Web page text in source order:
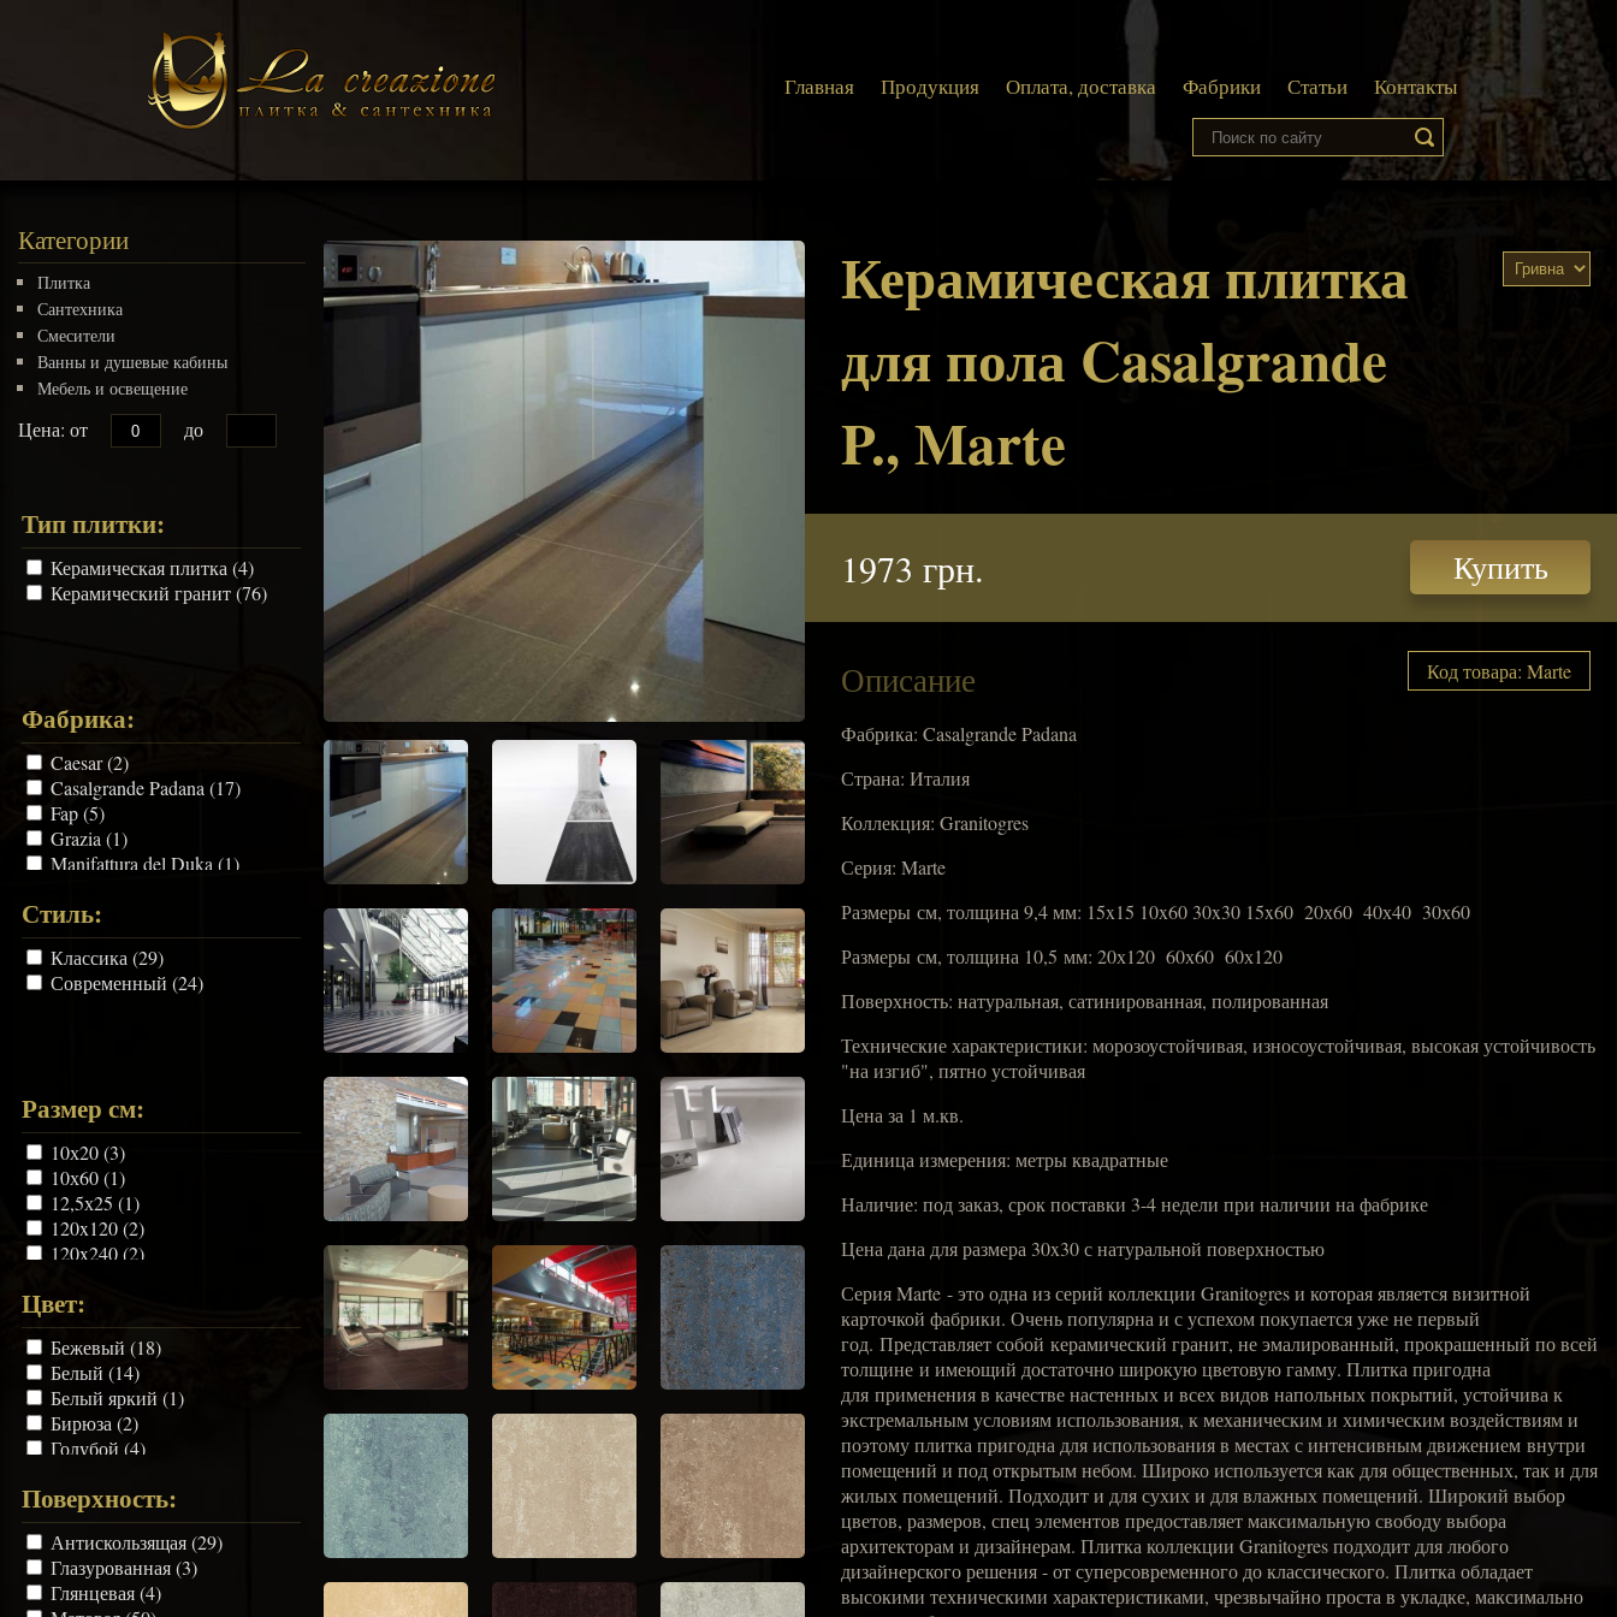
Главная Продукция Оплата, доставка Фабрики Статьи Контакты
Категории
Плитка
Сантехника
Смесители
Ванны и душевые кабины
Мебель и освещение
Цена: от до
Тип плитки:
Керамическая плитка (4)
Керамический гранит (76)
Фабрика:
Caesar (2)
Casalgrande Padana (17)
Fap (5)
Grazia (1)
Manifattura del Duka (1)
Refin (4)
Ricchetti (1)
Saime (3)
Sant`Agostino (3)
Стиль:
Классика (29)
Современный (24)
Размер см:
10х20 (3)
10х60 (1)
12,5х25 (1)
120x120 (2)
120x240 (2)
15х120 (1)
15х15 (7)
15х30 (2)
15х45 (1)
15х60 (5)
15х90 (1)
160x160 (2)
20х120 (2)
20х20 (4)
20х60 (1)
21,6х25 (1)
22,5х22,5 (1)
Цвет:
Бежевый (18)
Белый (14)
Белый яркий (1)
Бирюза (2)
Голубой (4)
Карамель (1)
Коралловый (1)
Коричневый (13)
Кофе (1)
Красный (5)
Поверхность:
Антискользящая (29)
Глазурованная (3)
Глянцевая (4)
Керамическая плитка
для пола Casalgrande
P., Marte
1973 грн. Купить
Описание Код товара: Marte
Фабрика: Casalgrande Padana
Страна: Италия
Коллекция: Granitogres
Серия: Marte
Размеры см, толщина 9,4 мм: 15x15 10x60 30x30 15x60 20х60 40х40 30х60
Размеры см, толщина 10,5 мм: 20х120 60х60 60х120
Поверхность: натуральная, сатинированная, полированная
Технические характеристики: морозоустойчивая, износоустойчивая, высокая устойчивость
"на изгиб", пятно устойчивая
Цена за 1 м.кв.
Единица измерения: метры квадратные
Наличие: под заказ, срок поставки 3-4 недели при наличии на фабрике
Цена дана для размера 30x30 с натуральной поверхностью
Серия Marte - это одна из серий коллекции Granitogres и которая является визитной
карточкой фабрики. Очень популярна и с успехом покупается уже не первый
год. Представляет собой керамический гранит, не эмалированный, прокрашенный по всей
толщине и имеющий достаточно широкую цветовую гамму. Плитка пригодна
для применения в качестве настенных и всех видов напольных покрытий, устойчива к
экстремальным условиям использования, к механическим и химическим воздействиям и
поэтому плитка пригодна для использования в местах с интенсивным движением внутри
помещений и под открытым небом. Широко используется как для общественных, так и для
жилых помещений. Подходит и для сухих и для влажных помещений. Широкий выбор
цветов, размеров, спец элементов предоставляет максимальную свободу выбора
архитекторам и дизайнерам. Плитка коллекции Granitogres подходит для любого
дизайнерского решения - от суперсовременного до классического. Плитка обладает
высокими техническими характеристиками, чрезвычайно проста в укладке, максимально